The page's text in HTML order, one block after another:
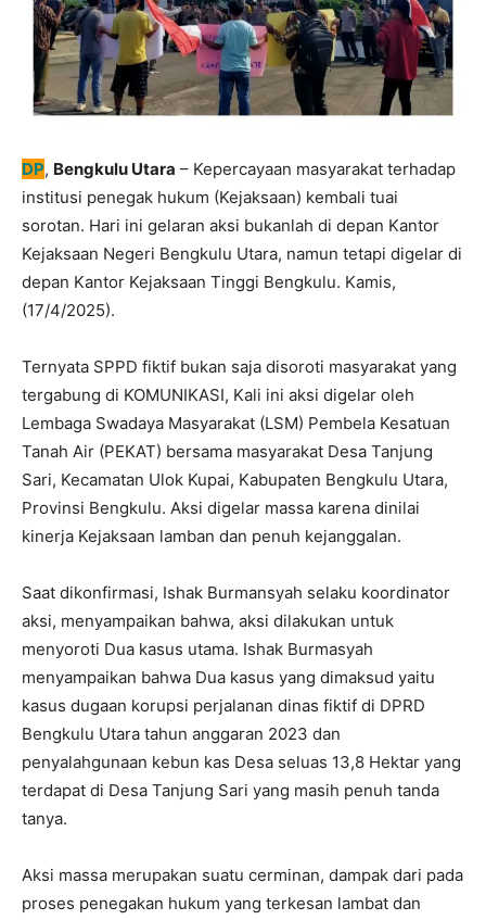
DP, Bengkulu Utara – Kepercayaan masyarakat terhadap
institusi penegak hukum (Kejaksaan) kembali tuai
sorotan. Hari ini gelaran aksi bukanlah di depan Kantor
Kejaksaan Negeri Bengkulu Utara, namun tetapi digelar di
depan Kantor Kejaksaan Tinggi Bengkulu. Kamis,
(17/4/2025).
Ternyata SPPD fiktif bukan saja disoroti masyarakat yang
tergabung di KOMUNIKASI, Kali ini aksi digelar oleh
Lembaga Swadaya Masyarakat (LSM) Pembela Kesatuan
Tanah Air (PEKAT) bersama masyarakat Desa Tanjung
Sari, Kecamatan Ulok Kupai, Kabupaten Bengkulu Utara,
Provinsi Bengkulu. Aksi digelar massa karena dinilai
kinerja Kejaksaan lamban dan penuh kejanggalan.
Saat dikonfirmasi, Ishak Burmansyah selaku koordinator
aksi, menyampaikan bahwa, aksi dilakukan untuk
menyoroti Dua kasus utama. Ishak Burmasyah
menyampaikan bahwa Dua kasus yang dimaksud yaitu
kasus dugaan korupsi perjalanan dinas fiktif di DPRD
Bengkulu Utara tahun anggaran 2023 dan
penyalahgunaan kebun kas Desa seluas 13,8 Hektar yang
terdapat di Desa Tanjung Sari yang masih penuh tanda
tanya.
Aksi massa merupakan suatu cerminan, dampak dari pada
proses penegakan hukum yang terkesan lambat dan